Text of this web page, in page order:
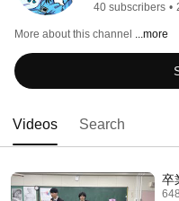
40 subscribers •
More about this channel ...more
Videos Search
卒